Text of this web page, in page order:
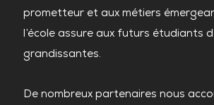
prometteur et aux métiers
l’école assure aux futurs étudiants
grandissantes.
De nombreux partenaires nous